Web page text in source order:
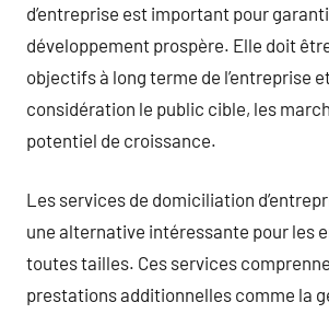
d’entreprise est important pour
développement prospère. Elle doit
objectifs à long terme de l’entreprise
considération le public cible, les
potentiel de croissance.
Les services de domiciliation
une alternative intéressante pour les
toutes tailles. Ces services
prestations additionnelles comme la